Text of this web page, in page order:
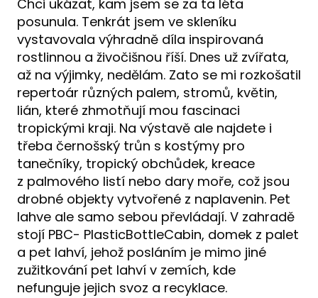
Chci ukázat, kam jsem se za ta léta
posunula. Tenkrát jsem ve skleníku
vystavovala výhradně díla inspirovaná
rostlinnou a živočišnou říší. Dnes už zvířata,
až na výjimky, nedělám. Zato se mi rozkošatil
repertoár různých palem, stromů, květin,
lián, které zhmotňují mou fascinaci
tropickými kraji. Na výstavě ale najdete i
třeba černošský trůn s kostýmy pro
tanečníky, tropický obchůdek, kreace
z palmového listí nebo dary moře, což jsou
drobné objekty vytvořené z naplavenin. Pet
lahve ale samo sebou převládají. V zahradě
stojí PBC- PlasticBottleCabin, domek z palet
a pet lahví, jehož posláním je mimo jiné
zužitkování pet lahví v zemích, kde
nefunguje jejich svoz a recyklace.